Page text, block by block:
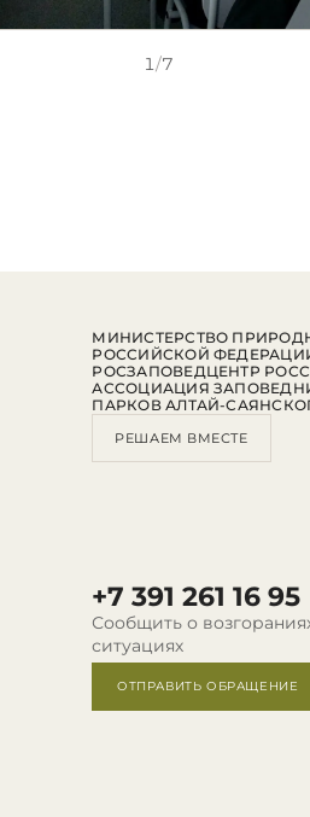
1/7
+7 391 261 16 95
Сообщить о
ситуациях
ОТПРАВИТЬ ОБРАЩЕНИЕ
МИНИСТЕРСТВО
РОССИЙСКОЙ
РОСЗАПОВЕДЦЕНТР
АССОЦИАЦИЯ
ПАРКОВ АЛТАЙ-
РЕШАЕМ ВМЕСТЕ